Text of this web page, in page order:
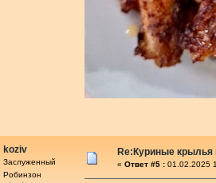
koziv
Заслуженный
Робинзон
Re:Куриные крылья
« Ответ #5 : 01.02.2025